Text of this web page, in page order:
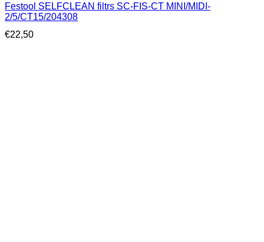
Festool SELFCLEAN filtrs SC-FIS-CT MINI/MIDI-
2/5/CT15/204308
€22,50